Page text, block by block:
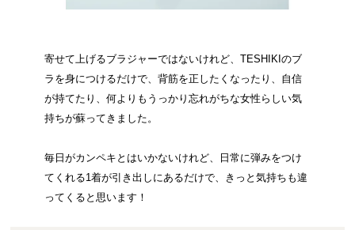
寄せて上げるブラジャーではないけれど、TESHIKIのブ
ラを身につけるだけで、背筋を正したくなったり、自信
が持てたり、何よりもうっかり忘れがちな女性らしい気
持ちが蘇ってきました。
毎日がカンペキとはいかないけれど、日常に弾みをつけ
てくれる1着が引き出しにあるだけで、きっと気持ちも違
ってくると思います！